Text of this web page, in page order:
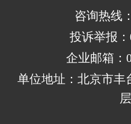
咨询热线
投诉举报：
企业邮箱：
单位地址：北京市丰